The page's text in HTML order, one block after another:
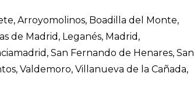
Arroyomolinos, Boadilla del Monte,
de Madrid, Leganés, Madrid,
San Fernando de Henares, San
Valdemoro, Villanueva de la Cañada,